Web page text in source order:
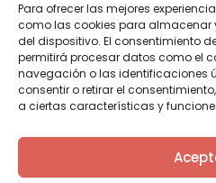
Para ofrecer las mejores
como las cookies para
del dispositivo. El consentimiento
permitirá procesar datos como el
navegación o las identificaciones
consentir o retirar el
a ciertas características y
Síguenos en
a
T
w